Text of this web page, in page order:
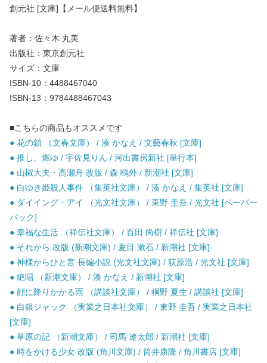
創元社 [文庫]【メール便送料無料】
著者：佐々木 丸美
出版社：東京創元社
サイズ：文庫
ISBN-10：4488467040
ISBN-13：9784488467043
■こちらの商品もオススメです
● 花の鎖 （文春文庫） / 湊 かなえ / 文藝春秋 [文庫]
● 推し、燃ゆ / 宇佐見りん / 河出書房新社 [単行本]
● 山椒大夫・高瀬舟 改版 / 森 鴎外 / 新潮社 [文庫]
● 白ゆき姫殺人事件 （集英社文庫） / 湊 かなえ / 集英社 [文庫]
● ダイイング・アイ （光文社文庫） / 東野 圭吾 / 光文社 [ペーパー
バック]
● 幸福な生活 （祥伝社文庫） / 百田 尚樹 / 祥伝社 [文庫]
● それから 改版 (新潮文庫) / 夏目 漱石 / 新潮社 [文庫]
● 神様からひと言 長編小説 (光文社文庫) / 荻原浩 / 光文社 [文庫]
● 絶唱 （新潮文庫） / 湊 かなえ / 新潮社 [文庫]
● 顔に降りかかる雨 （講談社文庫） / 桐野 夏生 / 講談社 [文庫]
● 白銀ジャック （実業之日本社文庫） / 東野 圭吾 / 実業之日本社
[文庫]
● 草原の記 （新潮文庫） / 司馬 遼太郎 / 新潮社 [文庫]
● 時をかける少女 改版 (角川文庫) / 筒井康隆 / 角川書店 [文庫]